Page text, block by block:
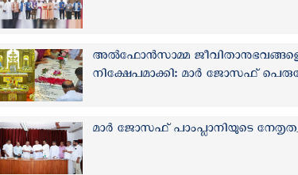
അൽഫോൻസാമ്മ
നിക്ഷേപമാക്കി: മാർ ജോസഫ്
മാർ ജോസഫ് പാംപ്ലാനിയുടെ